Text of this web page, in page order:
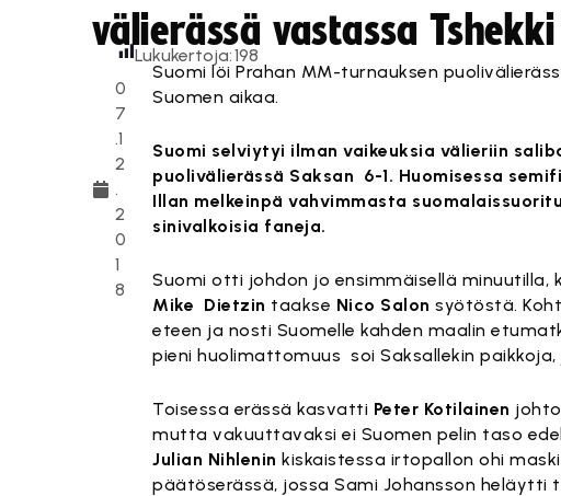
välierässä vastassa Tshekki
0
7
.1
2
.
2
0
1
8
Lukukertoja:198
Suomi löi Prahan MM-turnauksen
Suomen aikaa.
Suomi selviytyi ilman vaikeuksia välieriin
puolivälierässä Saksan 6-1. Huomisessa
Illan melkeinpä vahvimmasta
sinivalkoisia faneja.
Suomi otti johdon jo ensimmäisellä minuutilla,
Mike Dietzin taakse Nico Salon syötöstä.
eteen ja nosti Suomelle kahden maalin
pieni huolimattomuus soi Saksallekin
Toisessa erässä kasvatti Peter Kotilainen
mutta vakuuttavaksi ei Suomen pelin taso
Julian Nihlenin kiskaistessa irtopallon ohi
päätöserässä, jossa Sami Johansson heläytti